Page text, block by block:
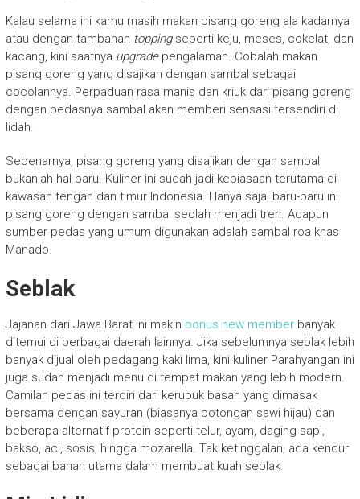
Kalau selama ini kamu masih makan pisang goreng ala kadarnya
atau dengan tambahan topping seperti keju, meses, cokelat, dan
kacang, kini saatnya upgrade pengalaman. Cobalah makan
pisang goreng yang disajikan dengan sambal sebagai
cocolannya. Perpaduan rasa manis dan kriuk dari pisang goreng
dengan pedasnya sambal akan memberi sensasi tersendiri di
lidah.
Sebenarnya, pisang goreng yang disajikan dengan sambal
bukanlah hal baru. Kuliner ini sudah jadi kebiasaan terutama di
kawasan tengah dan timur Indonesia. Hanya saja, baru-baru ini
pisang goreng dengan sambal seolah menjadi tren. Adapun
sumber pedas yang umum digunakan adalah sambal roa khas
Manado.
Seblak
Jajanan dari Jawa Barat ini makin bonus new memberbanyak
ditemui di berbagai daerah lainnya. Jika sebelumnya seblak lebih
banyak dijual oleh pedagang kaki lima, kini kuliner Parahyangan ini
juga sudah menjadi menu di tempat makan yang lebih modern.
Camilan pedas ini terdiri dari kerupuk basah yang dimasak
bersama dengan sayuran (biasanya potongan sawi hijau) dan
beberapa alternatif protein seperti telur, ayam, daging sapi,
bakso, aci, sosis, hingga mozarella. Tak ketinggalan, ada kencur
sebagai bahan utama dalam membuat kuah seblak.